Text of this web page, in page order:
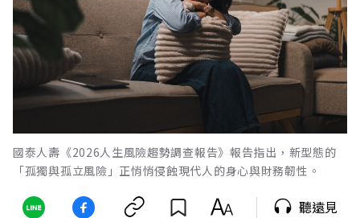
國泰人壽《2026人生風險趨勢調查報告》報告指出，新型態的
「孤獨與孤立風險」正悄悄侵蝕現代人的身心與財務韌性。
聽遠見